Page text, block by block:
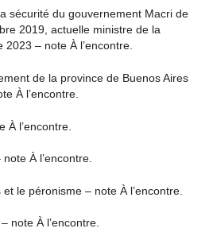
sécurité du gouvernement Macri de
2019, actuelle ministre de la
– note À l’encontre.
de la province de Buenos Aires
À l’encontre.
À l’encontre.
À l’encontre.
le péronisme – note À l’encontre.
note À l’encontre.